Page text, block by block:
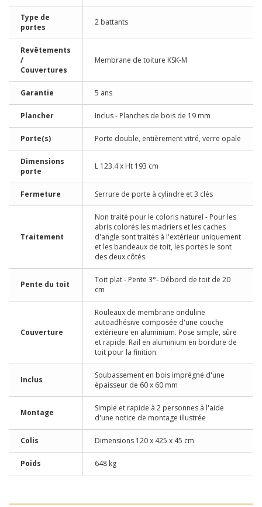
Type de
portes
2 battants
Revêtements
/
Couvertures
Membrane de toiture KSK-M
Garantie 5 ans
Plancher Inclus - Planches de bois de 19 mm
Porte(s) Porte double, entièrement vitré, verre opale
Dimensions
porte
L 123.4 x Ht 193 cm
Fermeture Serrure de porte à cylindre et 3 clés
Traitement
Non traité pour le coloris naturel - Pour les
abris colorés les madriers et les caches
d'angle sont traités à l'extérieur uniquement
et les bandeaux de toit, les portes le sont
des deux côtés.
Pente du toit
Toit plat - Pente 3°- Débord de toit de 20
cm
Couverture
Rouleaux de membrane onduline
autoadhésive composée d'une couche
extérieure en aluminium. Pose simple, sûre
et rapide. Rail en aluminium en bordure de
toit pour la finition.
Inclus
Soubassement en bois imprégné d'une
épaisseur de 60 x 60 mm
Montage
Simple et rapide à 2 personnes à l'aide
d'une notice de montage illustrée
Colis Dimensions 120 x 425 x 45 cm
Poids 648 kg